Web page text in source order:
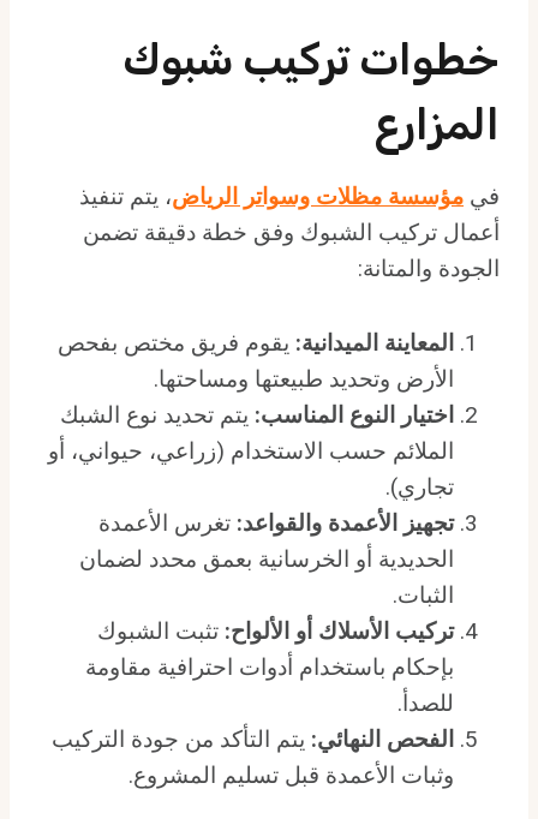
خطوات تركيب شبوك
المزارع
في مؤسسة مظلات وسواتر الرياض، يتم تنفيذ
أعمال تركيب الشبوك وفق خطة دقيقة تضمن
الجودة والمتانة:
المعاينة الميدانية: يقوم فريق مختص بفحص
الأرض وتحديد طبيعتها ومساحتها.
اختيار النوع المناسب: يتم تحديد نوع الشبك
الملائم حسب الاستخدام (زراعي، حيواني، أو
تجاري).
تجهيز الأعمدة والقواعد: تغرس الأعمدة
الحديدية أو الخرسانية بعمق محدد لضمان
الثبات.
تركيب الأسلاك أو الألواح: تثبت الشبوك
بإحكام باستخدام أدوات احترافية مقاومة
للصدأ.
الفحص النهائي: يتم التأكد من جودة التركيب
وثبات الأعمدة قبل تسليم المشروع.